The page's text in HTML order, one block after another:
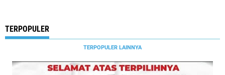
TERPOPULER
TERPOPULER LAINNYA